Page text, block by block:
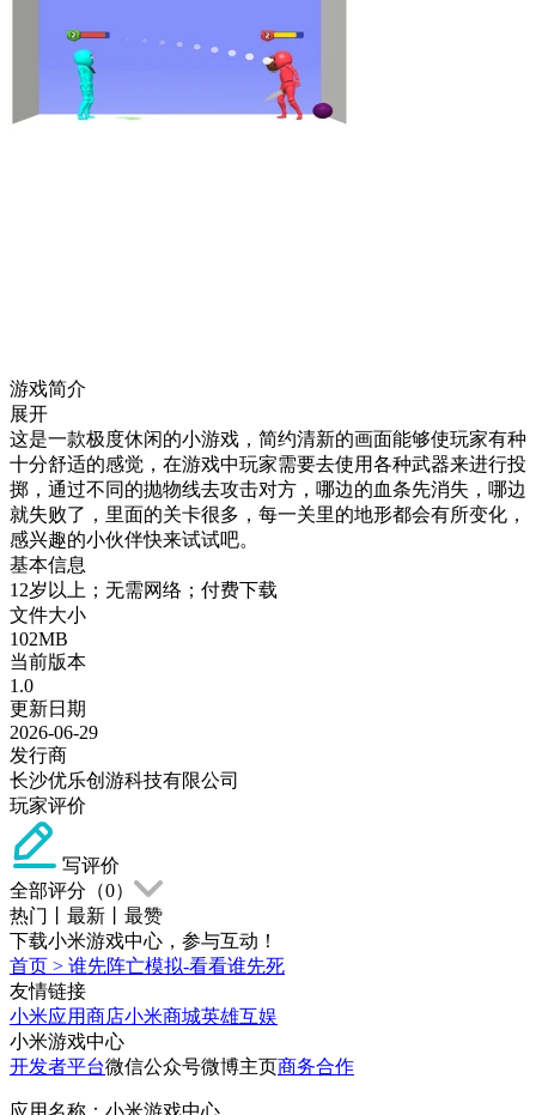
游戏简介
展开
这是一款极度休闲的小游戏，简约清新的画面能够使玩家有种
十分舒适的感觉，在游戏中玩家需要去使用各种武器来进行投
掷，通过不同的抛物线去攻击对方，哪边的血条先消失，哪边
就失败了，里面的关卡很多，每一关里的地形都会有所变化，
感兴趣的小伙伴快来试试吧。
基本信息
12岁以上；无需网络；付费下载
文件大小
102MB
当前版本
1.0
更新日期
2026-06-29
发行商
长沙优乐创游科技有限公司
玩家评价
写评价
全部评分（0）
热门
最新
最赞
下载小米游戏中心，参与互动！
首页 > 谁先阵亡模拟-看看谁先死
友情链接
小米应用商店小米商城英雄互娱
小米游戏中心
开发者平台微信公众号微博主页商务合作
应用名称：小米游戏中心